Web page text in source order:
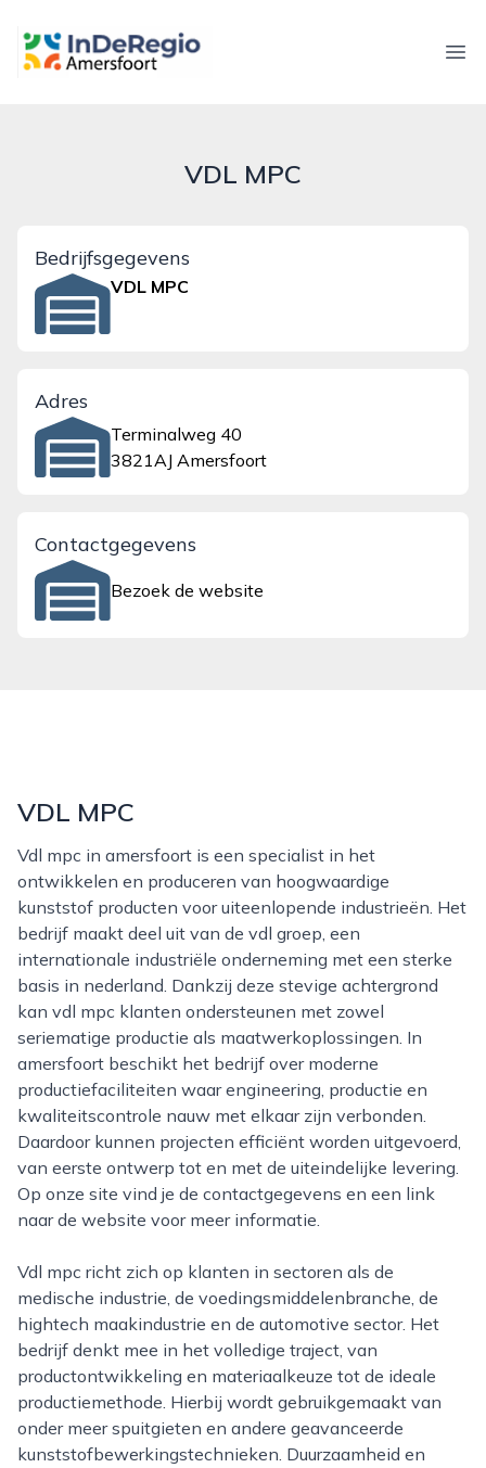
inderegioamersfoort.nl
VDL MPC
Bedrijfsgegevens
VDL MPC
Adres
Terminalweg 40
3821AJ Amersfoort
Contactgegevens
Bezoek de website
VDL MPC
Vdl mpc in amersfoort is een specialist in het
ontwikkelen en produceren van hoogwaardige
kunststof producten voor uiteenlopende industrieën. Het
bedrijf maakt deel uit van de vdl groep, een
internationale industriële onderneming met een sterke
basis in nederland. Dankzij deze stevige achtergrond
kan vdl mpc klanten ondersteunen met zowel
seriematige productie als maatwerkoplossingen. In
amersfoort beschikt het bedrijf over moderne
productiefaciliteiten waar engineering, productie en
kwaliteitscontrole nauw met elkaar zijn verbonden.
Daardoor kunnen projecten efficiënt worden uitgevoerd,
van eerste ontwerp tot en met de uiteindelijke levering.
Op onze site vind je de contactgegevens en een link
naar de website voor meer informatie.
Vdl mpc richt zich op klanten in sectoren als de
medische industrie, de voedingsmiddelenbranche, de
hightech maakindustrie en de automotive sector. Het
bedrijf denkt mee in het volledige traject, van
productontwikkeling en materiaalkeuze tot de ideale
productiemethode. Hierbij wordt gebruikgemaakt van
onder meer spuitgieten en andere geavanceerde
kunststofbewerkingstechnieken. Duurzaamheid en